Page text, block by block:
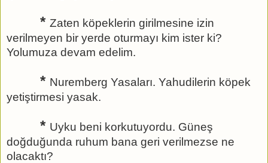
* Zaten köpeklerin girilmesine izin
verilmeyen bir yerde oturmayı kim ister ki?
Yolumuza devam edelim.
* Nuremberg Yasaları. Yahudilerin köpek
yetiştirmesi yasak.
* Uyku beni korkutuyordu. Güneş
doğduğunda ruhum bana geri verilmezse ne
olacaktı?